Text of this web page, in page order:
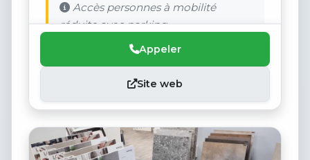
Accès personnes à mobilité
réduite avec parking.
Appeler
Site web